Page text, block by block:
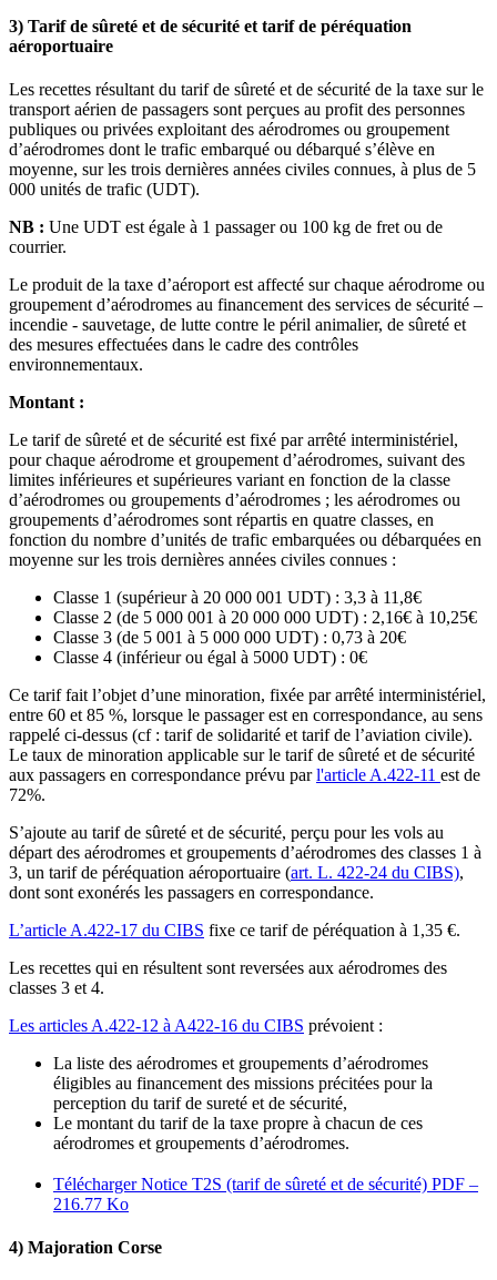
3) Tarif de sûreté et de sécurité et tarif de péréquation
aéroportuaire
Les recettes résultant du tarif de sûreté et de sécurité de la taxe sur le
transport aérien de passagers sont perçues au profit des personnes
publiques ou privées exploitant des aérodromes ou groupement
d’aérodromes dont le trafic embarqué ou débarqué s’élève en
moyenne, sur les trois dernières années civiles connues, à plus de 5
000 unités de trafic (UDT).
NB : Une UDT est égale à 1 passager ou 100 kg de fret ou de
courrier.
Le produit de la taxe d’aéroport est affecté sur chaque aérodrome ou
groupement d’aérodromes au financement des services de sécurité –
incendie - sauvetage, de lutte contre le péril animalier, de sûreté et
des mesures effectuées dans le cadre des contrôles
environnementaux.
Montant :
Le tarif de sûreté et de sécurité est fixé par arrêté interministériel,
pour chaque aérodrome et groupement d’aérodromes, suivant des
limites inférieures et supérieures variant en fonction de la classe
d’aérodromes ou groupements d’aérodromes ; les aérodromes ou
groupements d’aérodromes sont répartis en quatre classes, en
fonction du nombre d’unités de trafic embarquées ou débarquées en
moyenne sur les trois dernières années civiles connues :
Classe 1 (supérieur à 20 000 001 UDT) : 3,3 à 11,8€
Classe 2 (de 5 000 001 à 20 000 000 UDT) : 2,16€ à 10,25€
Classe 3 (de 5 001 à 5 000 000 UDT) : 0,73 à 20€
Classe 4 (inférieur ou égal à 5000 UDT) : 0€
Ce tarif fait l’objet d’une minoration, fixée par arrêté interministériel,
entre 60 et 85 %, lorsque le passager est en correspondance, au sens
rappelé ci-dessus (cf : tarif de solidarité et tarif de l’aviation civile).
Le taux de minoration applicable sur le tarif de sûreté et de sécurité
aux passagers en correspondance prévu parl'article A.422-11 est de
72%.
S’ajoute au tarif de sûreté et de sécurité, perçu pour les vols au
départ des aérodromes et groupements d’aérodromes des classes 1 à
3, un tarif de péréquation aéroportuaire (art. L. 422-24 du CIBS),
dont sont exonérés les passagers en correspondance.
L’article A.422-17 du CIBS fixe ce tarif de péréquation à 1,35 €.
Les recettes qui en résultent sont reversées aux aérodromes des
classes 3 et 4.
Les articles A.422-12 à A422-16 du CIBS prévoient :
La liste des aérodromes et groupements d’aérodromes
éligibles au financement des missions précitées pour la
perception du tarif de sureté et de sécurité,
Le montant du tarif de la taxe propre à chacun de ces
aérodromes et groupements d’aérodromes.
Télécharger Notice T2S (tarif de sûreté et de sécurité) PDF –
216.77 Ko
4) Majoration Corse